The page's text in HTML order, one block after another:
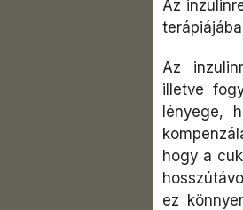
Az
Az
illetve
lényege,
hogy a
ez